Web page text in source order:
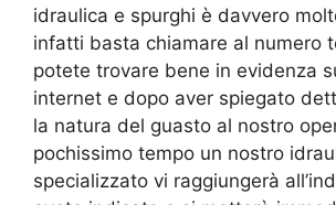
idraulica e spurghi è davvero
infatti basta chiamare al numero
potete trovare bene in evidenza
internet e dopo aver spiegato
la natura del guasto al nostro
pochissimo tempo un nostro
specializzato vi raggiungerà